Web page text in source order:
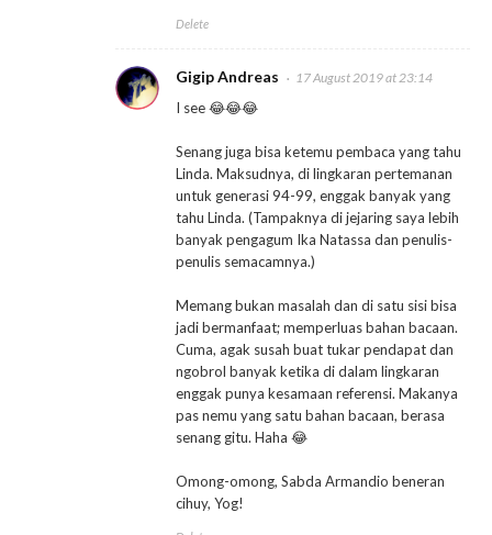
Delete
Gigip Andreas 17 August 2019 at 23:14
I see 😂😂😂
Senang juga bisa ketemu pembaca yang tahu
Linda. Maksudnya, di lingkaran pertemanan
untuk generasi 94-99, enggak banyak yang
tahu Linda. (Tampaknya di jejaring saya lebih
banyak pengagum Ika Natassa dan penulis-
penulis semacamnya.)
Memang bukan masalah dan di satu sisi bisa
jadi bermanfaat; memperluas bahan bacaan.
Cuma, agak susah buat tukar pendapat dan
ngobrol banyak ketika di dalam lingkaran
enggak punya kesamaan referensi. Makanya
pas nemu yang satu bahan bacaan, berasa
senang gitu. Haha 😂
Omong-omong, Sabda Armandio beneran
cihuy, Yog!